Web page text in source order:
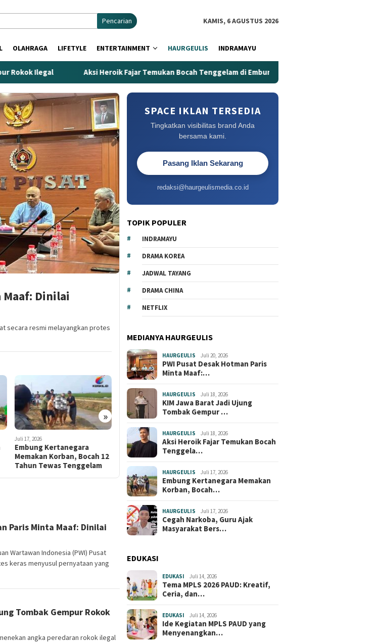
Pencarian KAMIS, 6 AGUSTUS 2026
OLAHRAGA LIFETYLE ENTERTAINMENT HAURGEULIS INDRAMAYU
Aksi Heroik Fajar Temukan Bocah Tenggelam di Embung Kertanegara
Maaf: Dinilai
secara resmi melayangkan protes
»
12
Juli 17, 2026
Cegah Narkoba, Guru Ajak
Masyarakat Bersatu dan
Tindak Tegas
Juli 16, 2026
Koramil Baru di Cikedung:
Tingkatkan Keamanan
Wilayah Indramayu
Juli 16, 2026
Jembatan Cilalanang
Paris Minta Maaf: Dinilai
Wartawan Indonesia (PWI) Pusat
keras menyusul pernyataan yang
Tombak Gempur Rokok
angka peredaran rokok ilegal
SPACE IKLAN TERSEDIA
Tingkatkan visibilitas brand Anda
bersama kami.
Pasang Iklan Sekarang
redaksi@haurgeulismedia.co.id
TOPIK POPULER
INDRAMAYU
DRAMA KOREA
JADWAL TAYANG
DRAMA CHINA
NETFLIX
MEDIANYA HAURGEULIS
HAURGEULIS Juli 20, 2026
PWI Pusat Desak Hotman Paris
Minta Maaf:…
HAURGEULIS Juli 18, 2026
KIM Jawa Barat Jadi Ujung
Tombak Gempur …
HAURGEULIS Juli 18, 2026
Aksi Heroik Fajar Temukan Bocah
Tenggela…
HAURGEULIS Juli 17, 2026
Embung Kertanegara Memakan
Korban, Bocah…
HAURGEULIS Juli 17, 2026
Cegah Narkoba, Guru Ajak
Masyarakat Bers…
EDUKASI
EDUKASI Juli 14, 2026
Tema MPLS 2026 PAUD: Kreatif,
Ceria, dan…
EDUKASI Juli 14, 2026
Ide Kegiatan MPLS PAUD yang
Menyenangkan…